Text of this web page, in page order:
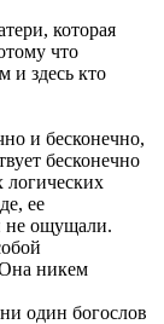
которая
что
и здесь кто
и бесконечно,
бесконечно
логических
ее
не ощущали.
никем
один богослов